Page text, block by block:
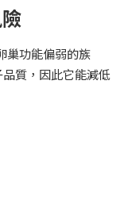
巢功能偏弱的族
質，因此它能減低